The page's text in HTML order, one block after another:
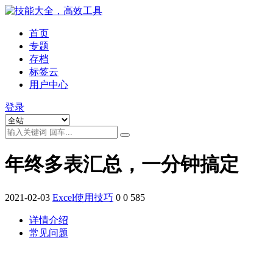
首页
专题
存档
标签云
用户中心
登录
年终多表汇总，一分钟搞定
2021-02-03 Excel使用技巧 0 0 585
详情介绍
常见问题